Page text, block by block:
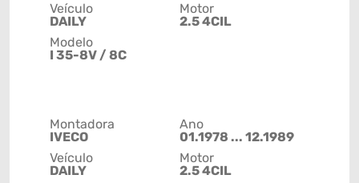
Veículo
DAILY
Modelo
I 35-8V / 8C
Motor
2.5 4CIL
Montadora
IVECO
Veículo
DAILY
Ano
01.1978 ... 12.1989
Motor
2.5 4CIL